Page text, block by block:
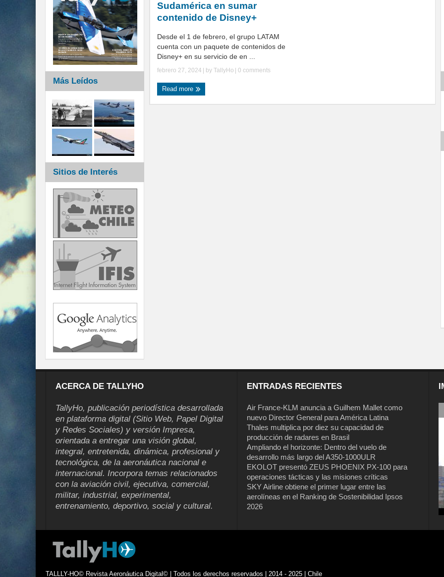
Sudamérica en sumar
contenido de Disney+
Desde el 1 de febrero, el grupo LATAM
cuenta con un paquete de contenidos de
Disney+ en su servicio de en ...
febrero 27, 2024 | by TallyHo 0 comments
Read more
Más Leídos
Sitios de Interés
ACERCA DE TALLYHO
TallyHo, publicación periodística desarrollada
en plataforma digital (Sitio Web, Papel Digital
y Redes Sociales) y versión Impresa,
orientada a entregar una visión global,
integral, entretenida, dinámica, profesional y
tecnológica, de la aeronáutica nacional e
internacional. Incorpora temas relacionados
con la aviación civil, ejecutiva, comercial,
militar, industrial, experimental,
entrenamiento, deportivo, social y cultural.
ENTRADAS RECIENTES
Air France-KLM anuncia a Guilhem Mallet como
nuevo Director General para América Latina
Thales multiplica por diez su capacidad de
producción de radares en Brasil
Ampliando el horizonte: Dentro del vuelo de
desarrollo más largo del A350-1000ULR
EKOLOT presentó ZEUS PHOENIX PX-100 para
operaciones tácticas y las misiones críticas
SKY Airline obtiene el primer lugar entre las
aerolíneas en el Ranking de Sostenibilidad Ipsos
2026
Air France-KLM anuncia a Guilhem
Mallet como nuevo Director General
para América Latina
TALLLY-HO© Revista Aeronáutica Digital© | Todos los derechos reservados | 2014 - 2025 | Chile